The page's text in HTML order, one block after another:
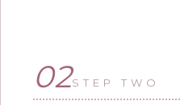
02STEP TWO